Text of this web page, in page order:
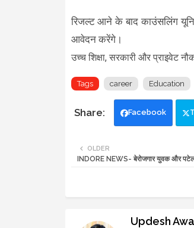
रिजल्ट आने के बाद काउंसलिंग
आवेदन करेंगे।
उच्च शिक्षा, सरकारी और प्राइवेट
Tags career Education
Facebook
OLDER
INDORE NEWS- बेरोजगार युवक और
Updesh